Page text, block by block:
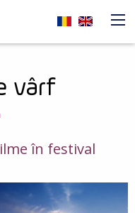
vârf
în festival